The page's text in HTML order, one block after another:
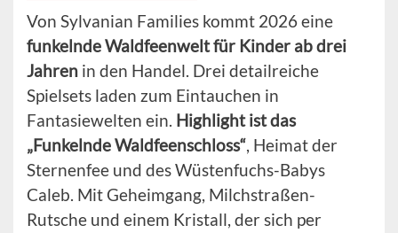
Von Sylvanian Families kommt 2026 eine
funkelnde Waldfeenwelt für Kinder ab drei
Jahren in den Handel. Drei detailreiche
Spielsets laden zum Eintauchen in
Fantasiewelten ein. Highlight ist das
„Funkelnde Waldfeenschloss“, Heimat der
Sternenfee und des Wüstenfuchs-Babys
Caleb. Mit Geheimgang, Milchstraßen-
Rutsche und einem Kristall, der sich per